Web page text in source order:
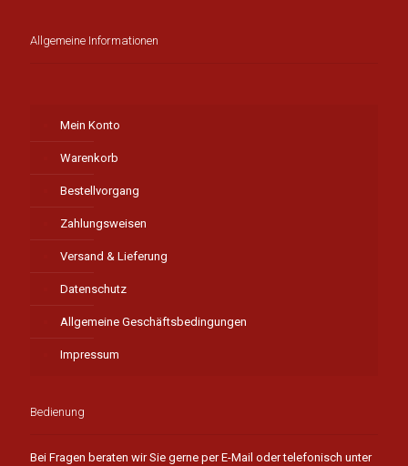
Allgemeine Informationen
Mein Konto
Warenkorb
Bestellvorgang
Zahlungsweisen
Versand & Lieferung
Datenschutz
Allgemeine Geschäftsbedingungen
Impressum
Bedienung
Bei Fragen beraten wir Sie gerne per E-Mail oder telefonisch unter